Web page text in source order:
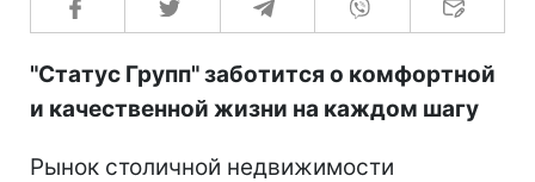
"Статус Групп" заботится о комфортной
и качественной жизни на каждом шагу
Рынок столичной недвижимости